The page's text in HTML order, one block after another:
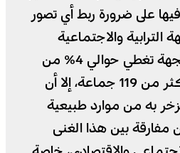
على ضرورة ربط أي تصور
والاجتماعية
والاقتصادية. وأبرز أن الجهة تغطي حوالي 4% من
التراب الوطني وتضم أكثر من 119 جماعة، إلا أن
به من موارد طبيعية
مفارقة بين هذا الغنى